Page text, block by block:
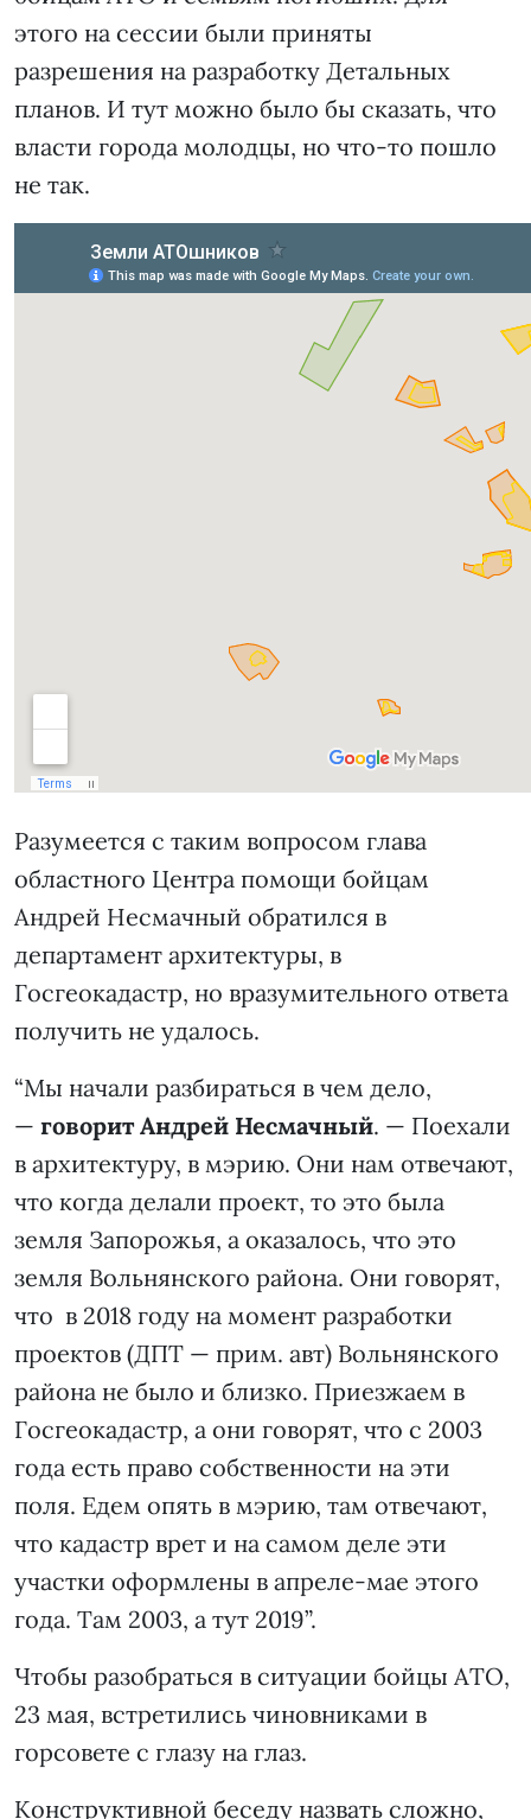
этого на сессии были приняты
разрешения на разработку Детальных
планов. И тут можно было бы сказать, что
власти города молодцы, но что-то пошло
не так.
Разумеется с таким вопросом глава
областного Центра помощи бойцам
Андрей Несмачный обратился в
департамент архитектуры, в
Госгеокадастр, но вразумительного ответа
получить не удалось.
“Мы начали разбираться в чем дело,
— говорит Андрей Несмачный. — Поехали
в архитектуру, в мэрию. Они нам отвечают,
что когда делали проект, то это была
земля Запорожья, а оказалось, что это
земля Вольнянского района. Они говорят,
что в 2018 году на момент разработки
проектов (ДПТ — прим. авт) Вольнянского
района не было и близко. Приезжаем в
Госгеокадастр, а они говорят, что с 2003
года есть право собственности на эти
поля. Едем опять в мэрию, там отвечают,
что кадастр врет и на самом деле эти
участки оформлены в апреле-мае этого
года. Там 2003, а тут 2019”.
Чтобы разобраться в ситуации бойцы АТО,
23 мая, встретились чиновниками в
горсовете с глазу на глаз.
Конструктивной беседу назвать сложно,